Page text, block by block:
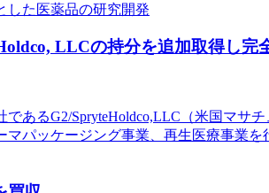
した医薬品の研究開発
LLCの持分を追加取得し完
あるG2/SpryteHoldco,LLC（米国マ
パッケージング事業、再生医療事業